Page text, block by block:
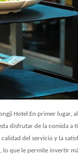
Hotel.En primer lugar,
disfrutar de la comida a
del servicio y la
que le permite invertir